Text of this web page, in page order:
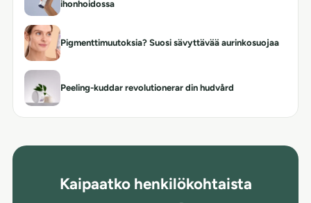
ihonhoidossa
Pigmenttimuutoksia? Suosi sävyttävää aurinkosuojaa
Peeling-kuddar revolutionerar din hudvård
Kaipaatko henkilökohtaista